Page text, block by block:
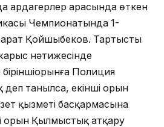
ардагерлер арасында өткен
Чемпионатында 1-
Қойшыбеков. Тартысты
нәтижесінде
Полиция
деп танылса, екінші орын
қызметі басқармасына
орын Қылмыстық атқару